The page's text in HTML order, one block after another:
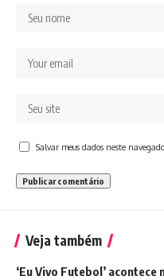
Salvar meus dados neste
Veja também
‘Eu Vivo Futebol’ acontece